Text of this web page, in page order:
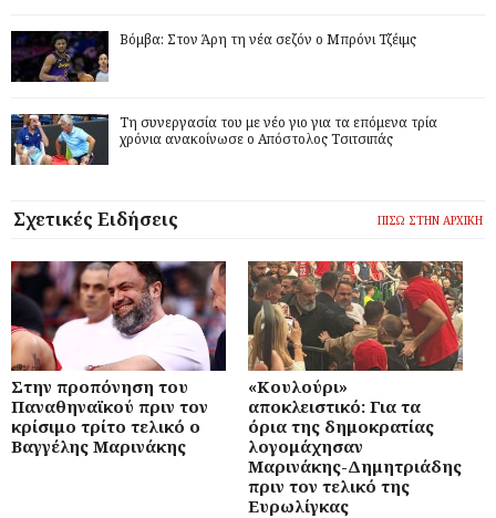
Βόμβα: Στον Άρη τη νέα σεζόν ο Μπρόνι Τζέιμς
Τη συνεργασία του με νέο γιο για τα επόμενα τρία
χρόνια ανακοίνωσε ο Απόστολος Τσιτσιπάς
Σχετικές Ειδήσεις ΠΙΣΩ ΣΤΗΝ ΑΡΧΙΚΗ
Στην προπόνηση του
Παναθηναϊκού πριν τον
κρίσιμο τρίτο τελικό ο
Βαγγέλης Μαρινάκης
«Κουλούρι»
αποκλειστικό: Για τα
όρια της δημοκρατίας
λογομάχησαν
Μαρινάκης-Δημητριάδης
πριν τον τελικό της
Ευρωλίγκας